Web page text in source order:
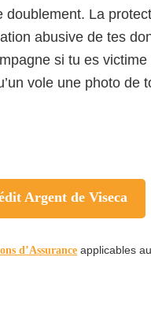
doublement. La
abusive de tes
si tu es victime
vole une photo de
Argent de Viseca
d’Assurance applicables